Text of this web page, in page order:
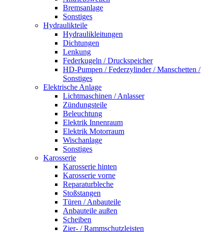
Bremsanlage
Sonstiges
Hydraulikteile
Hydraulikleitungen
Dichtungen
Lenkung
Federkugeln / Druckspeicher
HD-Pumpen / Federzylinder / Manschetten /
Sonstiges
Elektrische Anlage
Lichtmaschinen / Anlasser
Zündungsteile
Beleuchtung
Elektrik Innenraum
Elektrik Motorraum
Wischanlage
Sonstiges
Karosserie
Karosserie hinten
Karosserie vorne
Reparaturbleche
Stoßstangen
Türen / Anbauteile
Anbauteile außen
Scheiben
Zier- / Rammschutzleisten